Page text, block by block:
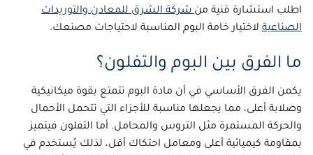
اطلب استشارة فنية منشركة الشرق للمعادن والتوريدات
الصناعية لاختيار خامة البوم المناسبة لاحتياجات مصنعك.
ما الفرق بين البوم والتفلون؟
يكمن الفرق الأساسي في أن مادة البوم تتمتع بقوة ميكانيكية
وصلابة أعلى، مما يجعلها مناسبة للأجزاء التي تتحمل الأحمال
والحركة المستمرة مثل التروس والمحامل. أما التفلون فيتميز
بمقاومة كيميائية أعلى ومعامل احتكاك أقل، لذلك يُستخدم في